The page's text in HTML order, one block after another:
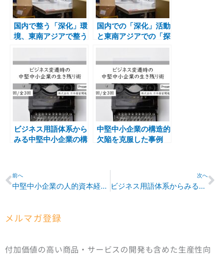
国内で整う「深化」環
境、東南アジアで整う
国内での「深化」活動
と東南アジアでの「探
ビジネス用語体系から
みる中堅中小企業の構
中堅中小企業の構造的
欠陥を克服した事例
Prev
前へ
中堅中小企業の人的資本経営実践事例
次へ
ビジネス用語体系からみる中堅中小企業の構造的欠陥と克服法
メルマガ登録
付加価値の高い商品・サービスの開発も含めた生産性向